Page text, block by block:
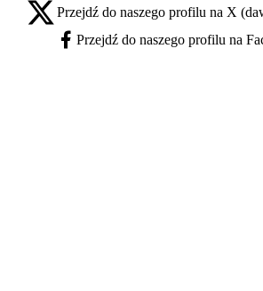
X - otwiera się w nowej karcie
Przejdź do naszego profilu na X
Facebook - otwiera się w nowej karcie
Przejdź do naszego profilu na